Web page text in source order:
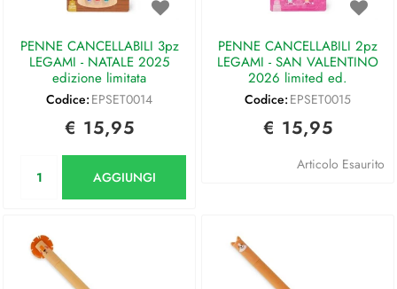
PENNE CANCELLABILI 3pz
LEGAMI - NATALE 2025
edizione limitata
Codice: EPSET0014
€ 15,95
AGGIUNGI
PENNE CANCELLABILI 2pz
LEGAMI - SAN VALENTINO
2026 limited ed.
Codice: EPSET0015
€ 15,95
Articolo Esaurito